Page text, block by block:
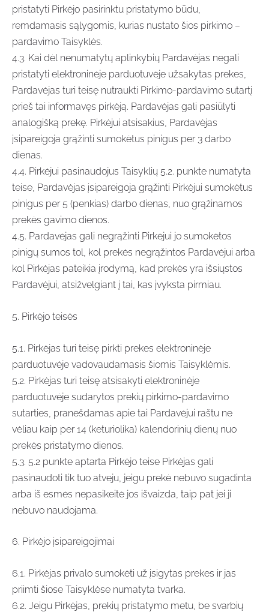
pristatyti Pirkėjo pasirinktu pristatymo būdu,
remdamasis sąlygomis, kurias nustato šios pirkimo –
pardavimo Taisyklės.
4.3. Kai dėl nenumatytų aplinkybių Pardavėjas negali
pristatyti elektroninėje parduotuvėje užsakytas prekes,
Pardavėjas turi teisę nutraukti Pirkimo-pardavimo sutartį
prieš tai informavęs pirkėją. Pardavėjas gali pasiūlyti
analogišką prekę. Pirkėjui atsisakius, Pardavėjas
įsipareigoja grąžinti sumokėtus pinigus per 3 darbo
dienas.
4.4. Pirkėjui pasinaudojus Taisyklių 5.2. punkte numatyta
teise, Pardavėjas įsipareigoja grąžinti Pirkėjui sumokėtus
pinigus per 5 (penkias) darbo dienas, nuo grąžinamos
prekės gavimo dienos.
4.5. Pardavėjas gali negrąžinti Pirkėjui jo sumokėtos
pinigų sumos tol, kol prekės negrąžintos Pardavėjui arba
kol Pirkėjas pateikia įrodymą, kad prekės yra išsiųstos
Pardavėjui, atsižvelgiant į tai, kas įvyksta pirmiau.
5. Pirkėjo teisės
5.1. Pirkėjas turi teisę pirkti prekes elektroninėje
parduotuvėje vadovaudamasis šiomis Taisyklėmis.
5.2. Pirkėjas turi teisę atsisakyti elektroninėje
parduotuvėje sudarytos prekių pirkimo-pardavimo
sutarties, pranešdamas apie tai Pardavėjui raštu ne
vėliau kaip per 14 (keturiolika) kalendorinių dienų nuo
prekės pristatymo dienos.
5.3. 5.2 punkte aptarta Pirkėjo teise Pirkėjas gali
pasinaudoti tik tuo atveju, jeigu prekė nebuvo sugadinta
arba iš esmės nepasikeitė jos išvaizda, taip pat jei ji
nebuvo naudojama.
6. Pirkėjo įsipareigojimai
6.1. Pirkėjas privalo sumokėti už įsigytas prekes ir jas
priimti šiose Taisyklėse numatyta tvarka.
6.2. Jeigu Pirkėjas, prekių pristatymo metu, be svarbių